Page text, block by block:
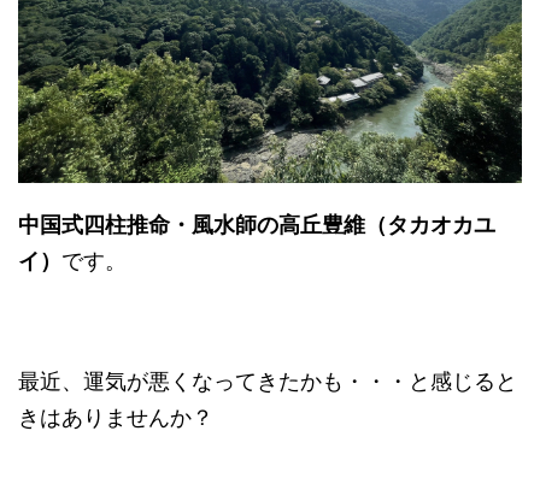
中国式四柱推命・風水師の高丘豊維（タカオカユ
イ） です。
最近、運気が悪くなってきたかも・・・と感じると
きはありませんか？